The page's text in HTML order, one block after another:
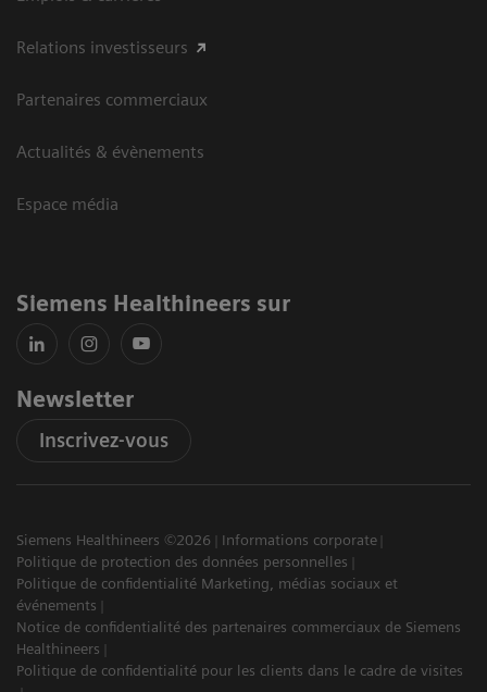
Relations investisseurs
Partenaires commerciaux
Actualités & évènements
Espace média
Siemens Healthineers sur
Newsletter
Inscrivez-vous
Siemens Healthineers ©2026
Informations corporate
Politique de protection des données personnelles
Politique de confidentialité Marketing, médias sociaux et
événements
Notice de confidentialité des partenaires commerciaux de Siemens
Healthineers
Politique de confidentialité pour les clients dans le cadre de visites